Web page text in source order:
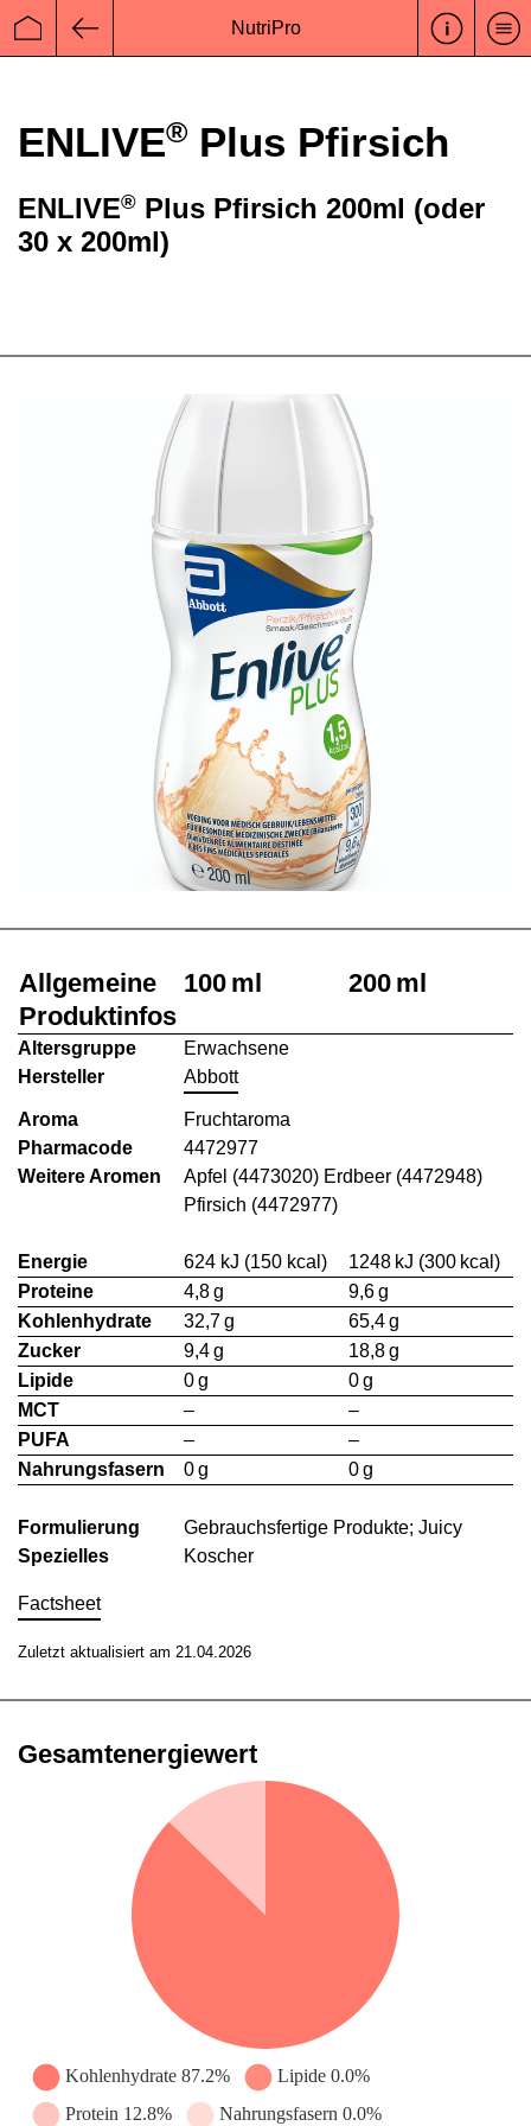
Startseite
NutriPro
ENLIVE® Plus Pfirsich
ENLIVE® Plus Pfirsich 200ml (oder
30 x 200ml)
Allgemeine
Produktinfos
100 ml 200 ml
Altersgruppe
Erwachsene
Hersteller
Abbott
Aroma
Fruchtaroma
Pharmacode
4472977
Weitere Aromen
Apfel (4473020) Erdbeer (4472948)
Pfirsich (4472977)
Energie 624 kJ (150 kcal)
1248 kJ (300 kcal)
Proteine
4,8 g
9,6 g
Kohlenhydrate
32,7 g
65,4 g
Zucker
9,4 g
18,8 g
Lipide
0 g
0 g
MCT
–
–
PUFA
–
–
Nahrungsfasern
0 g 0 g
Formulierung
Gebrauchsfertige Produkte; Juicy
Spezielles
Koscher
Factsheet
Zuletzt aktualisiert am 21.04.2026
Gesamtenergiewert